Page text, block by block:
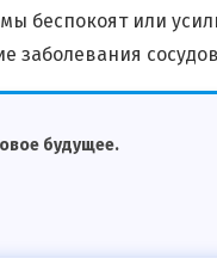
или
заболевания
будущее.